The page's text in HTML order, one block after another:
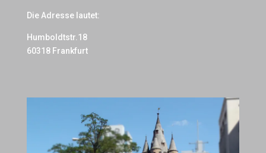
Die Adresse lautet:
Humboldtstr.18
60318 Frankfurt